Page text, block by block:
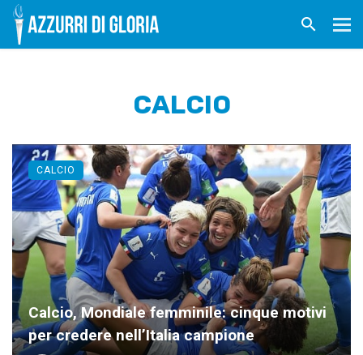
CALCIO
Calcio, Mondiale femminile: cinque motivi
per credere nell’Italia campione
CALCIO